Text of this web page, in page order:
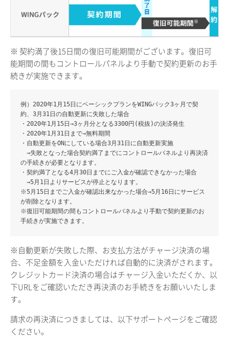
※ 契約満了後15日間の復旧可能期間がございます。復旧可
能期間の間もコントロールパネルより手動で契約更新のお手
続きが実施できます。
例）2020年1月15日にベーシックプランをWINGパック3ヶ月で契
約、3月31日の自動更新に失敗した場合
・2020年1月15日→3ヶ月分となる3300円(税抜)の決済発生
・2020年1月31日まで→無料期間
・自動更新をONにしている場合3月31日に自動更新実施
→失敗となった場合契約満了までにコントロールパネルより再決済
の手続きが必要となります。
・契約満了となる4月30日までにご入金が確認できなかった場合
→5月1日よりサービスが停止となります。
※5月15日までご入金が確認出来なかった場合→5月16日にサービス
が削除となります。
※復旧可能期間の間もコントロールパネルより手動で契約更新のお
手続きが実施できます。
※自動更新が失敗した際、お支払方法がチャージ決済の場
合、不足金額を入金いただければ自動的に決済がされます。
クレジットカード決済の場合はチャージ入金いただくか、以
下URLをご確認いただき再決済のお手続きをお願いいたしま
す。
請求の再決済につきましては、以下サポートページをご確認
ください。